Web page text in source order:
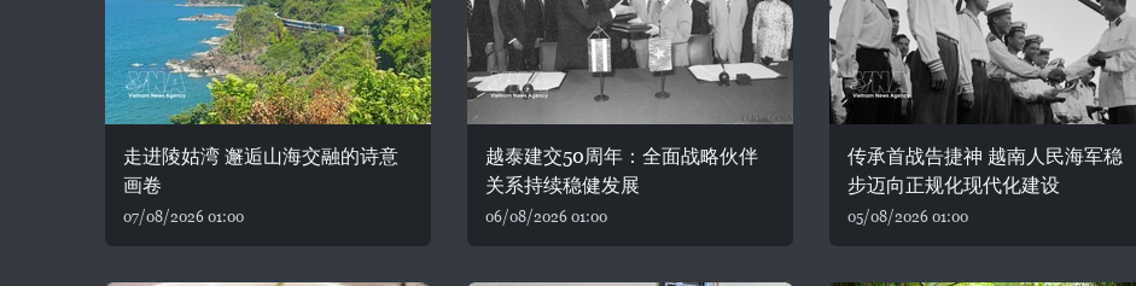
走进陵姑湾 邂逅山海交融的诗意
画卷
07/08/2026 01:00
越泰建交50周年：全面战略伙伴
关系持续稳健发展
06/08/2026 01:00
传承首战告捷神 越南人民海军稳
步迈向正规化现代化建设
05/08/2026 01:00